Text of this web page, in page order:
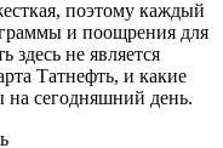
поэтому каждый
и поощрения для
здесь не является
Татнефть, и какие
сегодняшний день.